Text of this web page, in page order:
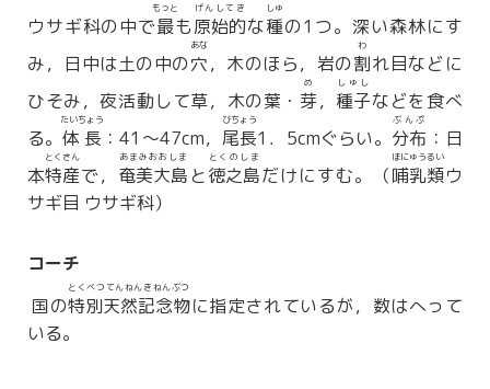
ウサギ科の中で最
もっと
も原始的
げんしてき
な種
しゅ
の1つ。深い森林にす
み，日中は土の中の穴
あな
，木のほら，岩の割
わ
れ目などに
ひそみ，夜活動して草，木の葉・ 芽
め
， 種子
しゅし
などを食べ
る。 体長
たいちょう
：41〜47cm， 尾長
びちょう
1．5cmぐらい。 分布
ぶんぷ
：日
本特産
とくさん
で， 奄美大島
あまみおおしま
と徳之島
とくのしま
だけにすむ。（哺乳類
ほにゅうるい
ウ
サギ目 ウサギ科）
コーチ
国の特別天然記念物
とくべつてんねんきねんぶつ
に指定されているが，数はへって
いる。